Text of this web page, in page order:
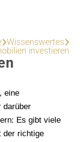
Wissenswertes
investieren
eine
darüber
Es gibt viele
der richtige